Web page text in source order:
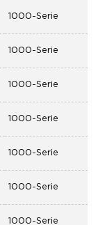
1000-Serie
1000-Serie
1000-Serie
1000-Serie
1000-Serie
1000-Serie
1000-Serie